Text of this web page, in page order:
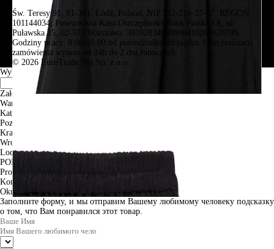
Św. Teresy 91, 91-341, Łódź, Poland, NIP 732-216-37-57, REGON
101144034, Powszechna Kasa Oszczędności Bank Polski SA, ul.
Puławska 15, 02-515 Warszawa: 30102034080000410205628799.
Godziny pracy: 8:00-16:00 od poniedziałku do piątku. Czas realizacji
zamówienia wynosi od 24h do 2 dni roboczych.
© 2026 EuroTrade Tex Sp. z o.o.
Wybierz miasta
Założenia
Warszawa
Katowice
Poznan
Krakow
Wroclaw
Lodz
PODGLĄD
Produkt w koszyku
Kontynuuj zakupy
Okno informacyjne
Заполните форму, и мы отправим Вашему любимому человеку подсказку
о том, что Вам понравился этот товар.